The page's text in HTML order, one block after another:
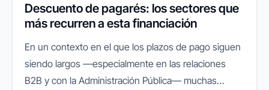
Descuento de pagarés: los sectores que
más recurren a esta financiación
En un contexto en el que los plazos de pago siguen
siendo largos —especialmente en las relaciones
B2B y con la Administración Pública— muchas